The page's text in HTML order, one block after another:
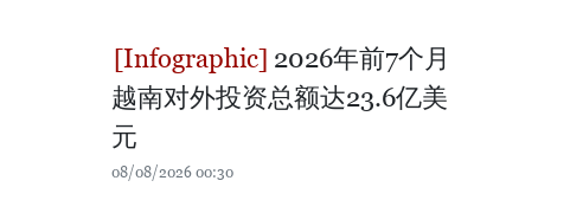
2026年前7个月
越南对外投资总额达23.6亿美
元
08/08/2026 00:30